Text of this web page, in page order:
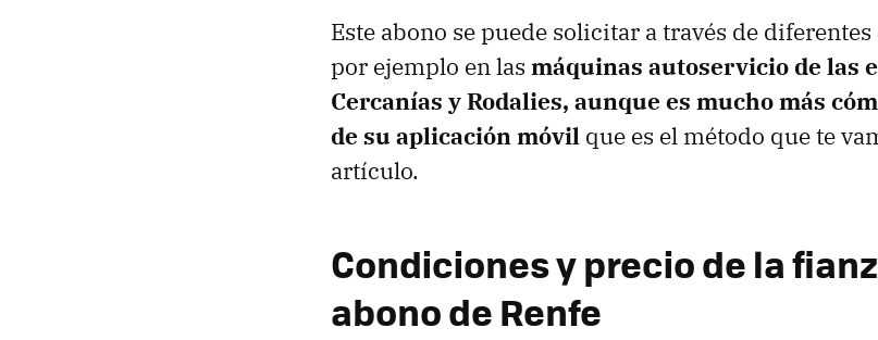
Este abono se puede solicitar a través de
por ejemplo en las máquinas autoservicio de las
Cercanías y Rodalies, aunque es mucho más
de su aplicación móvil que es el método que te
artículo.
Condiciones y precio de la
abono de Renfe